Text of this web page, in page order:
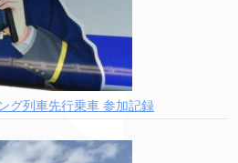
グ列車先行乗車 参加記録